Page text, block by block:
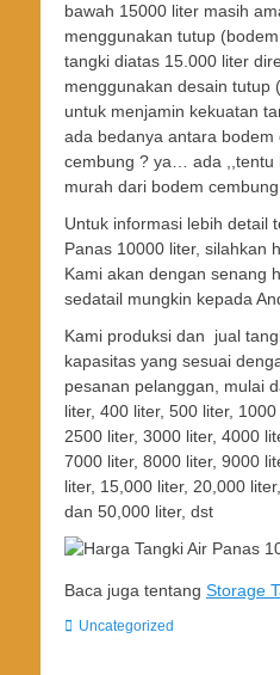
bawah 15000 liter masih
menggunakan tutup
tangki diatas 15.000 liter
menggunakan desain tutup
untuk menjamin kekuatan
ada bedanya antara bodem
cembung ? ya… ada ,,tentu
murah dari bodem cembung
Untuk informasi lebih detail
Panas 10000 liter, silahkan
Kami akan dengan senang
sedatail mungkin kepada
Kami produksi dan jual
kapasitas yang sesuai
pesanan pelanggan, mulai
liter, 400 liter, 500 liter,
2500 liter, 3000 liter, 4000
7000 liter, 8000 liter, 9000
liter, 15,000 liter, 20,000
dan 50,000 liter, dst
Baca juga tentang Storage
Categories
Uncategorized